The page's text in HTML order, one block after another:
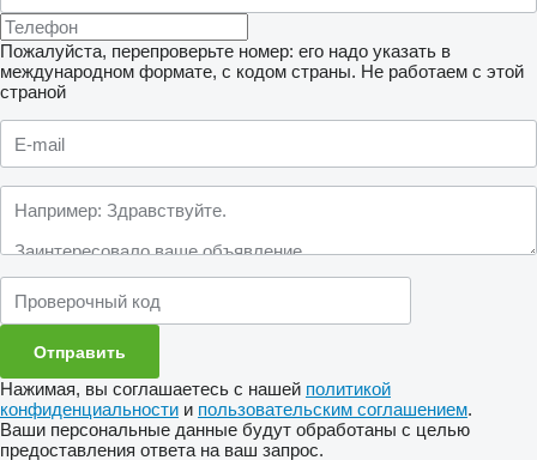
Пожалуйста, перепроверьте номер: его надо указать в
международном формате, с кодом страны. Не работаем с этой
страной
Нажимая, вы соглашаетесь с нашей политикой
конфиденциальности и пользовательским соглашением.
Ваши персональные данные будут обработаны с целью
предоставления ответа на ваш запрос.